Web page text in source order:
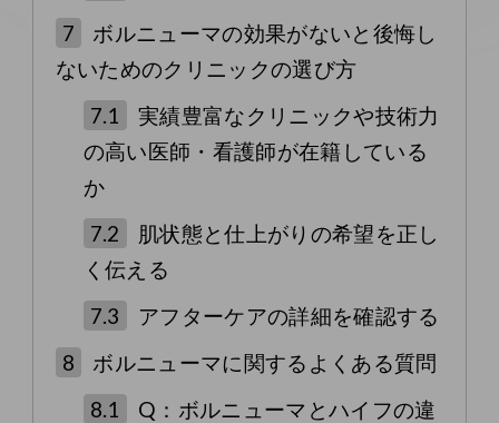
7
ボルニューマの効果がないと後悔し
ないためのクリニックの選び方
7.1
実績豊富なクリニックや技術力
の高い医師・看護師が在籍している
か
7.2
肌状態と仕上がりの希望を正し
く伝える
7.3
アフターケアの詳細を確認する
8
ボルニューマに関するよくある質問
8.1
Q：ボルニューマとハイフの違